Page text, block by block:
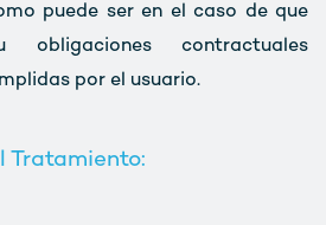
puede ser en el caso de que
contractuales
por el usuario.
Tratamiento: